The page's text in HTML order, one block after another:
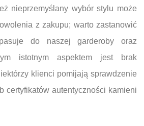
nieprzemyślany wybór stylu może
z zakupu; warto zastanowić
do naszej garderoby oraz
istotnym aspektem jest brak
klienci pomijają sprawdzenie
certyfikatów autentyczności kamieni